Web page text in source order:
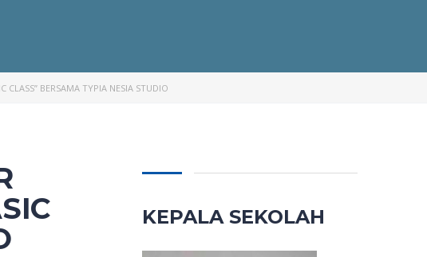
CLASS” BERSAMA TYPIA NESIA STUDIO
KEPALA SEKOLAH